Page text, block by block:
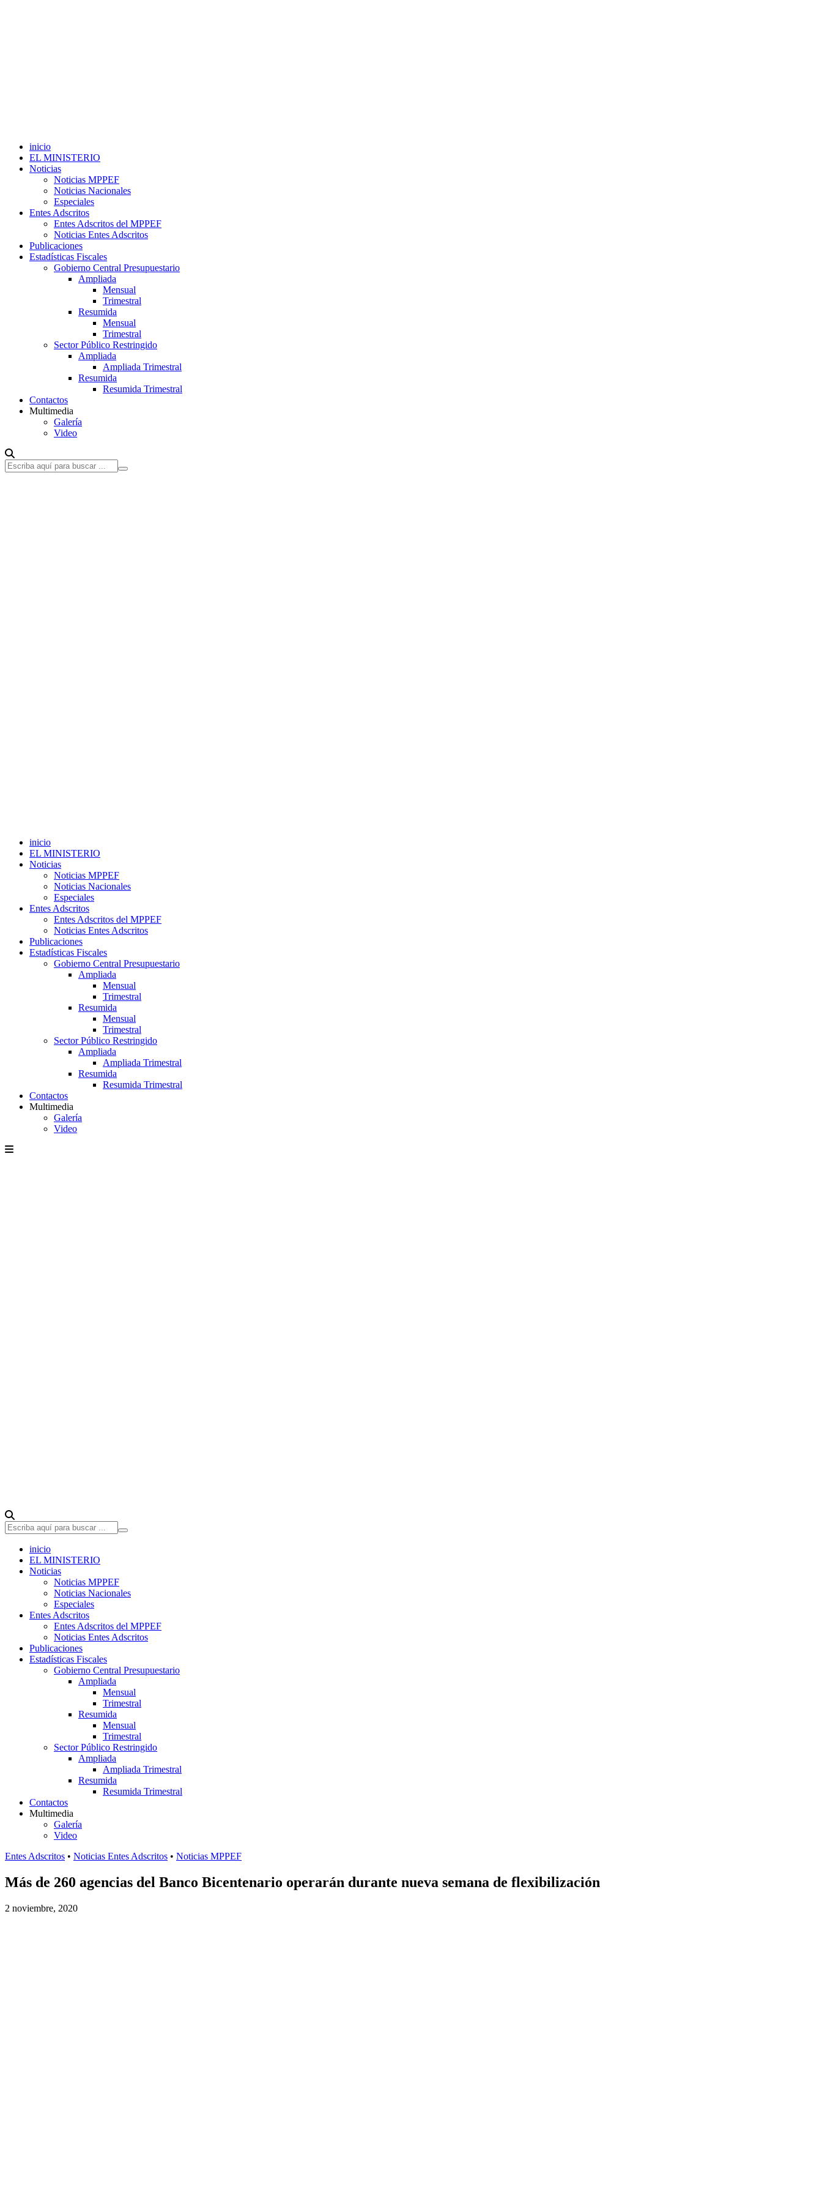
inicio
EL MINISTERIO
Noticias
Noticias MPPEF
Noticias Nacionales
Especiales
Entes Adscritos
Entes Adscritos del MPPEF
Noticias Entes Adscritos
Publicaciones
Estadísticas Fiscales
Gobierno Central Presupuestario
Ampliada
Mensual
Trimestral
Resumida
Mensual
Trimestral
Sector Público Restringido
Ampliada
Ampliada Trimestral
Resumida
Resumida Trimestral
Contactos
Multimedia
Galería
Video
inicio
EL MINISTERIO
Noticias
Noticias MPPEF
Noticias Nacionales
Especiales
Entes Adscritos
Entes Adscritos del MPPEF
Noticias Entes Adscritos
Publicaciones
Estadísticas Fiscales
Gobierno Central Presupuestario
Ampliada
Mensual
Trimestral
Resumida
Mensual
Trimestral
Sector Público Restringido
Ampliada
Ampliada Trimestral
Resumida
Resumida Trimestral
Contactos
Multimedia
Galería
Video
inicio
EL MINISTERIO
Noticias
Noticias MPPEF
Noticias Nacionales
Especiales
Entes Adscritos
Entes Adscritos del MPPEF
Noticias Entes Adscritos
Publicaciones
Estadísticas Fiscales
Gobierno Central Presupuestario
Ampliada
Mensual
Trimestral
Resumida
Mensual
Trimestral
Sector Público Restringido
Ampliada
Ampliada Trimestral
Resumida
Resumida Trimestral
Contactos
Multimedia
Galería
Video
Entes Adscritos • Noticias Entes Adscritos • Noticias MPPEF
Más de 260 agencias del Banco Bicentenario operarán durante nueva semana de flexibilización
2 noviembre, 2020